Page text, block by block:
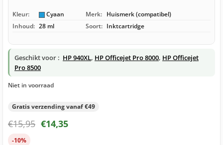
Kleur: Cyaan Merk: Huismerk (compatibel)
Inhoud: 28 ml Soort: Inktcartridge
Geschikt voor : HP 940XL, HP Officejet Pro 8000, HP Officejet
Pro 8500
Niet in voorraad
Gratis verzending vanaf €49
€15,95 €14,35
-10%